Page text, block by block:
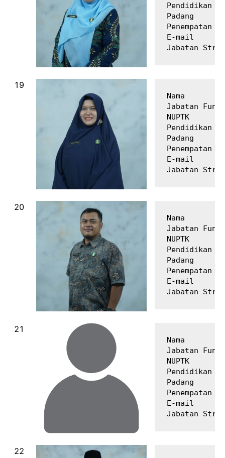
Pendidikan
Padang
E-mail
Nama
Jabatan
NUPTK
Pendidikan
Padang
E-mail
Nama
Jabatan
NUPTK
Pendidikan
Padang
E-mail
Nama
Jabatan
NUPTK
Pendidikan
Padang
E-mail